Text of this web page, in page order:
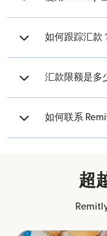
如何跟踪汇款
汇款限额是多
如何联系
超